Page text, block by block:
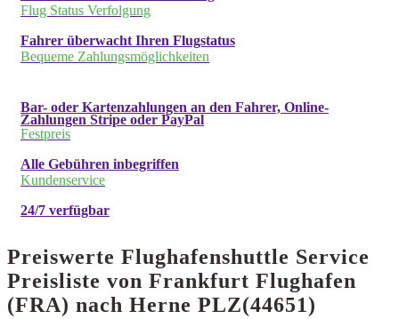
Flug Status Verfolgung
Fahrer überwacht Ihren Flugstatus
Bequeme Zahlungsmöglichkeiten
Bar- oder Kartenzahlungen an den Fahrer, Online-
Zahlungen Stripe oder PayPal
Festpreis
Alle Gebühren inbegriffen
Kundenservice
24/7 verfügbar
Preiswerte Flughafenshuttle Service
Preisliste von Frankfurt Flughafen
(FRA) nach Herne PLZ(44651)